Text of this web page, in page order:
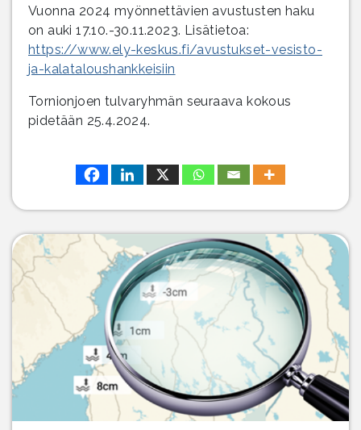
Vuonna 2024 myönnettävien avustusten haku
on auki 17.10.-30.11.2023. Lisätietoa:
https://www.ely-keskus.fi/avustukset-vesisto-
ja-kalataloushankkeisiin
Tornionjoen tulvaryhmän seuraava kokous
pidetään 25.4.2024.